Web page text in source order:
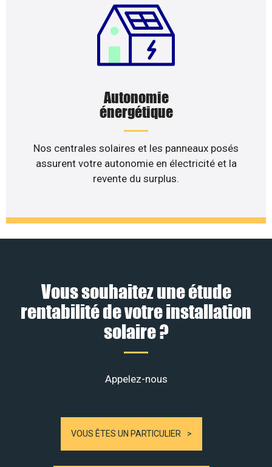
Autonomie
énergétique
Nos centrales solaires et les panneaux posés
assurent votre autonomie en électricité et la
revente du surplus.
Vous souhaitez une étude
rentabilité de votre installation
solaire ?
Appelez-nous
VOUS ÊTES UN PARTICULIER